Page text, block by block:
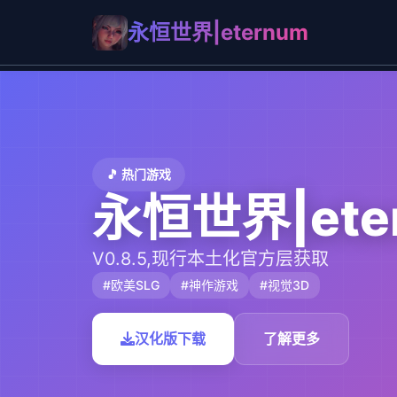
永恒世界|eternum
🎵 热门游戏
永恒世界
V0.8.5,现行本土化官方层获取
#欧美SLG #神作游戏 #视觉3D
汉化版下载 了解更多